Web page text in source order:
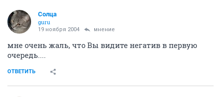
Солца
guru
19 ноября 2004 мнение
мне очень жаль, что Вы видите негатив в первую
очередь....
ОТВЕТИТЬ